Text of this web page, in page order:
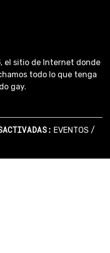
, el sitio de Internet donde
todo lo que tenga
gay.
EVENTOS /